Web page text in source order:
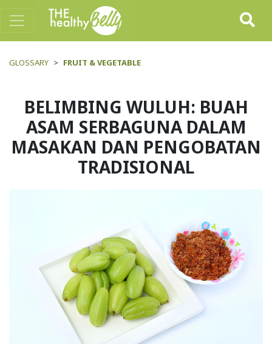
GLOSSARY FRUIT & VEGETABLE
BELIMBING WULUH: BUAH
ASAM SERBAGUNA DALAM
MASAKAN DAN PENGOBATAN
TRADISIONAL